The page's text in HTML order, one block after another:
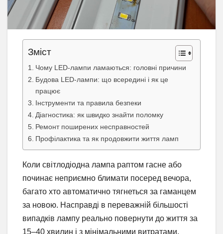
Зміст
Чому LED-лампи ламаються: головні причини
Будова LED-лампи: що всередині і як це
працює
Інструменти та правила безпеки
Діагностика: як швидко знайти поломку
Ремонт поширених несправностей
Профілактика та як продовжити життя ламп
Коли світлодіодна лампа раптом гасне або
починає неприємно блимати посеред вечора,
багато хто автоматично тягнеться за гаманцем
за новою. Насправді в переважній більшості
випадків лампу реально повернути до життя за
15–40 хвилин і з мінімальними витратами.